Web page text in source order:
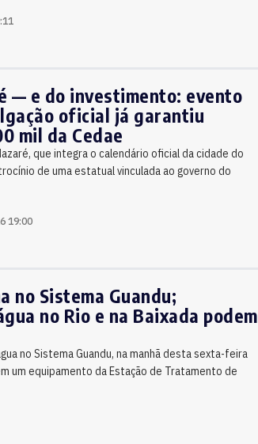
— e do investimento: evento
oficial já garantiu
mil da Cedae
que integra o calendário oficial da cidade do
de uma estatual vinculada ao governo do
19:00
no Sistema Guandu;
no Rio e na Baixada podem
no Sistema Guandu, na manhã desta sexta-feira
um equipamento da Estação de Tratamento de